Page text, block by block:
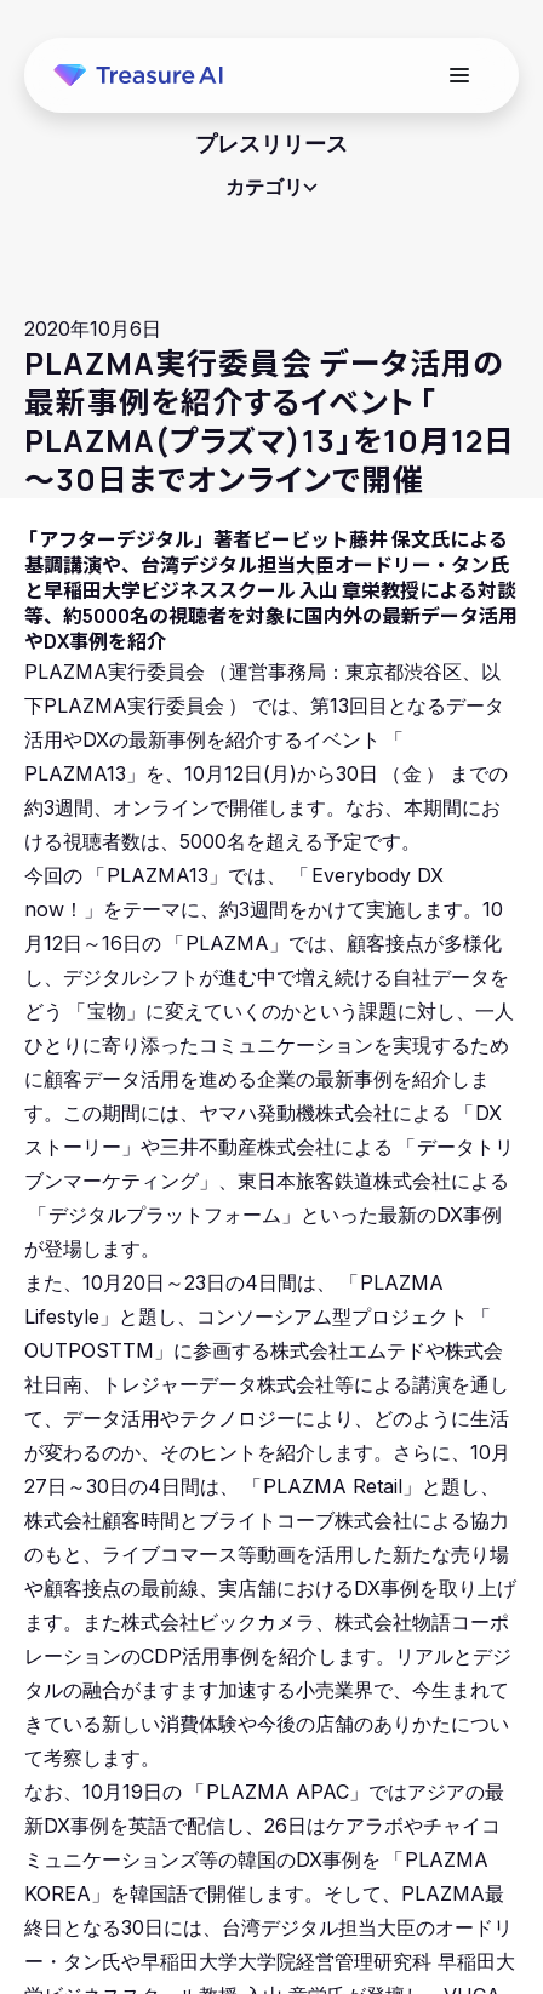
プレスリリース
カテゴリ
2020年10月6日
PLAZMA実行委員会 データ活用の
最新事例を紹介するイベント 「
PLAZMA(プラズマ)13」を10月12日
～30日までオンラインで開催
「アフターデジタル」著者ビービット藤井 保文氏による
基調講演や、台湾デジタル担当大臣オードリー・タン氏
と早稲田大学ビジネススクール 入山 章栄教授による対談
等、約5000名の視聴者を対象に国内外の最新データ活用
やDX事例を紹介
PLAZMA実行委員会 （運営事務局：東京都渋谷区、以
下PLAZMA実行委員会 ）
では、第13回目となるデータ
活用やDXの最新事例を紹介するイベント
「
PLAZMA13」を、10月12日(月)から30日
（金 ）
までの
約3週間、オンラインで開催します。なお、本期間にお
ける視聴者数は、5000名を超える予定です。
今回の 「PLAZMA13」では、 「 Everybody DX
now！」をテーマに、約3週間をかけて実施します。10
月12日～16日の 「PLAZMA」では、顧客接点が多様化
し、デジタルシフトが進む中で増え続ける自社データを
どう
「宝物」に変えていくのかという課題に対し、一人
ひとりに寄り添ったコミュニケーションを実現するため
に顧客データ活用を進める企業の最新事例を紹介しま
す。この期間には、ヤマハ発動機株式会社による
「DX
ストーリー」や三井不動産株式会社による
「データトリ
ブンマーケティング」、東日本旅客鉄道株式会社による
「デジタルプラットフォーム」といった最新のDX事例
が登場します。
また、10月20日～23日の4日間は、
「PLAZMA
Lifestyle」と題し、コンソーシアム型プロジェクト
「
OUTPOSTTM」に参画する株式会社エムテドや株式会
社日南、トレジャーデータ株式会社等による講演を通し
て、データ活用やテクノロジーにより、どのように生活
が変わるのか、そのヒントを紹介します。さらに、10月
27日～30日の4日間は、
「PLAZMA Retail」と題し、
株式会社顧客時間とブライトコーブ株式会社による協力
のもと、ライブコマース等動画を活用した新たな売り場
や顧客接点の最前線、実店舗におけるDX事例を取り上げ
ます。また株式会社ビックカメラ、株式会社物語コーポ
レーションのCDP活用事例を紹介します。リアルとデジ
タルの融合がますます加速する小売業界で、今生まれて
きている新しい消費体験や今後の店舗のありかたについ
て考察します。
なお、10月19日の 「PLAZMA APAC」ではアジアの最
新DX事例を英語で配信し、26日はケアラボやチャイコ
ミュニケーションズ等の韓国のDX事例を
「PLAZMA
KOREA」を韓国語で開催します。そして、PLAZMA最
終日となる30日には、台湾デジタル担当大臣のオードリ
ー・タン氏や早稲田大学大学院経営管理研究科 早稲田大